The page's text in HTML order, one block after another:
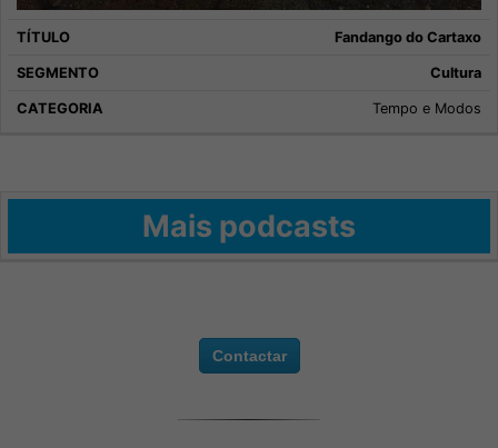
Fandango do Cartaxo
Cultura
Tempo e Modos
Mais podcasts
Contactar